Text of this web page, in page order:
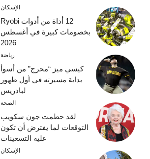
الإسكان
12 أداة من أدوات Ryobi
بخصومات كبيرة في أغسطس
2026
رياضة
كيسي ميز “محرج” من أسوأ
بداية مسيرته في أول ظهور
لبادريس
الصحة
لقد حطمت جون سكويب
التوقعات لما يفترض أن تكون
عليه التسعينات
الإسكان